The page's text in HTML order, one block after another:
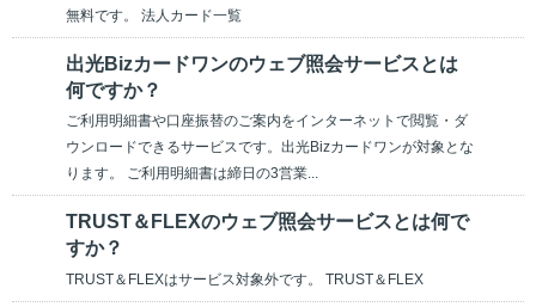
無料です。 法人カード一覧
出光Bizカードワンのウェブ照会サービスとは
何ですか？
ご利用明細書や口座振替のご案内をインターネットで閲覧・ダ
ウンロードできるサービスです。出光Bizカードワンが対象とな
ります。 ご利用明細書は締日の3営業...
TRUST＆FLEXのウェブ照会サービスとは何で
すか？
TRUST＆FLEXはサービス対象外です。 TRUST＆FLEX